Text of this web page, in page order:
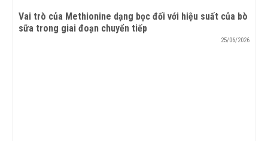
Vai trò của Methionine dạng bọc đối với hiệu suất của bò
sữa trong giai đoạn chuyển tiếp
25/06/2026